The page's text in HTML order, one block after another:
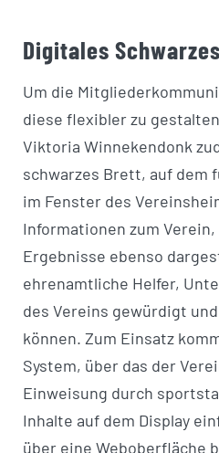
Digitales
Um die
diese flexibler zu
Viktoria Winnekendonk
schwarzes Brett, auf dem
im Fenster des
Informationen zum
Ergebnisse ebenso
ehrenamtliche Helfer,
des Vereins gewürdigt
können. Zum Einsatz
System, über das der
Einweisung durch
Inhalte auf dem Display
über eine Weboberfläche